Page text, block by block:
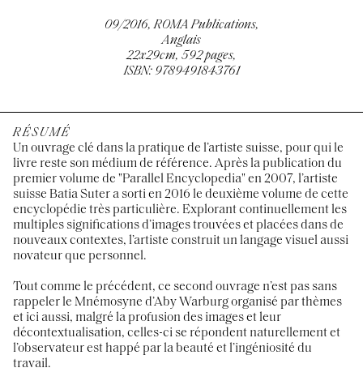
09/2016, ROMA Publications,
Anglais
22x29cm, 592 pages,
ISBN: 9789491843761
RÉSUMÉ
Un ouvrage clé dans la pratique de l’artiste suisse, pour qui le
livre reste son médium de référence. Après la publication du
premier volume de "Parallel Encyclopedia" en 2007, l’artiste
suisse Batia Suter a sorti en 2016 le deuxième volume de cette
encyclopédie très particulière. Explorant continuellement les
multiples significations d’images trouvées et placées dans de
nouveaux contextes, l’artiste construit un langage visuel aussi
novateur que personnel.
Tout comme le précédent, ce second ouvrage n’est pas sans
rappeler le Mnémosyne d’Aby Warburg organisé par thèmes
et ici aussi, malgré la profusion des images et leur
décontextualisation, celles-ci se répondent naturellement et
l’observateur est happé par la beauté et l’ingéniosité du
travail.